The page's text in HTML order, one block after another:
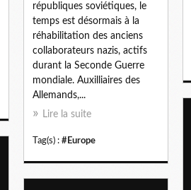
républiques soviétiques, le
temps est désormais à la
réhabilitation des anciens
collaborateurs nazis, actifs
durant la Seconde Guerre
mondiale. Auxilliaires des
Allemands,...
Lire la suite
Tag(s) : #Europe